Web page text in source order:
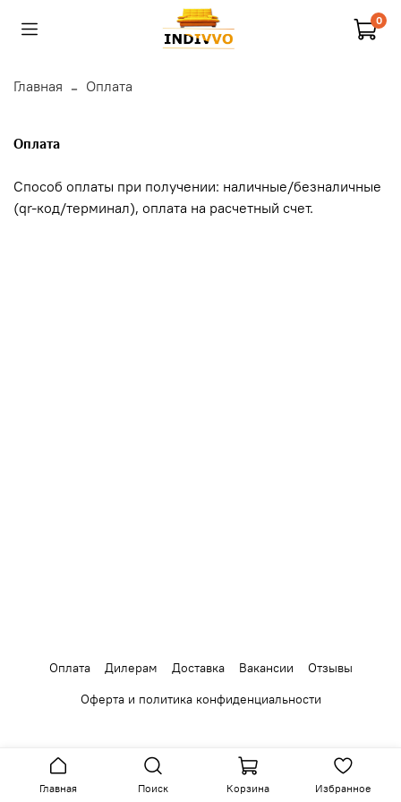
0
Главная Оплата
Оплата
Способ оплаты при получении: наличные/безналичные
(qr-код/терминал), оплата на расчетный счет.
Оплата Дилерам Доставка Вакансии
Отзывы
Оферта и политика конфиденциальности
Главная Поиск Корзина Избранное